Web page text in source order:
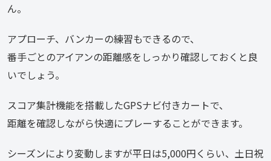
ん。
アプローチ、バンカーの練習もできるので、
番手ごとのアイアンの距離感をしっかり確認しておくと良
いでしょう。
スコア集計機能を搭載したGPSナビ付きカートで、
距離を確認しながら快適にプレーすることができます。
シーズンにより変動しますが平日は5,000円くらい、土日祝